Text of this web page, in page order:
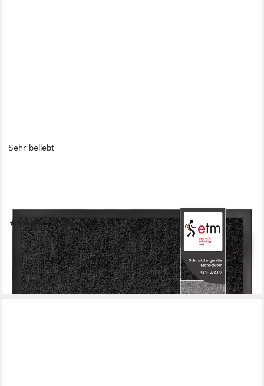
Sehr beliebt
für Trockner & Fußbodenheizungen, UV-Beständig, Antistatisch
(185)
ab 5,99 € 10,99 €
-45%
lieferbar - in 3-4 Werktagen bei dir
+2